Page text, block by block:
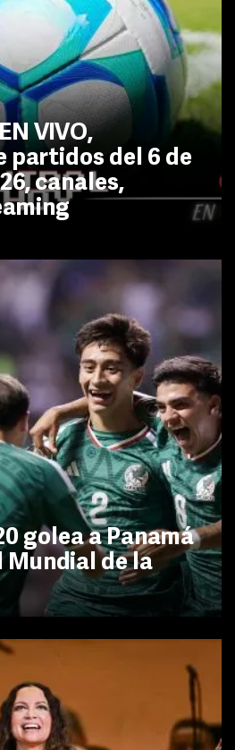
VIVO,
partidos del 6 de
canales,
golea a Panamá
Mundial de la